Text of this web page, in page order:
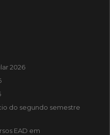
2026
do segundo semestre
EAD em